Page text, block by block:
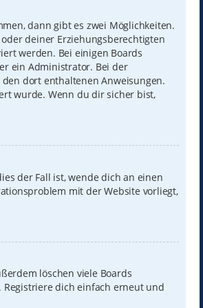
dann gibt es zwei Möglichkeiten.
deiner Erziehungsberechtigten
werden. Bei einigen Boards
ein Administrator. Bei der
dort enthaltenen Anweisungen.
wurde. Wenn du dir sicher bist,
der Fall ist, wende dich an einen
mit der Website vorliegt,
löschen viele Boards
dich einfach erneut und